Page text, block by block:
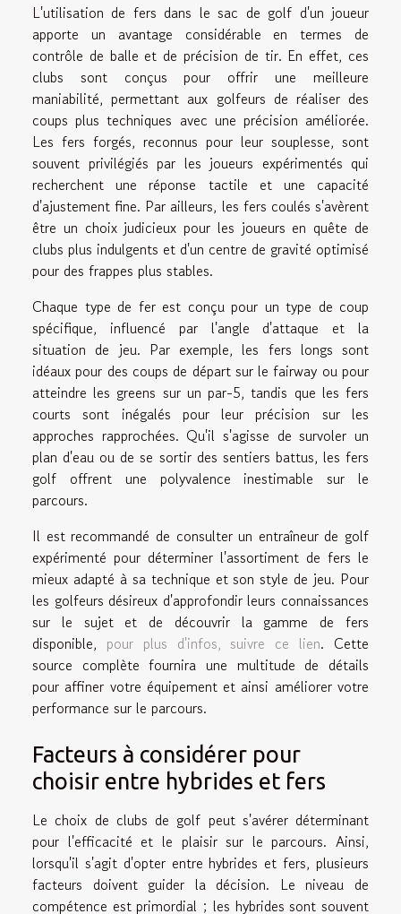
L'utilisation de fers dans le sac de golf d'un joueur
apporte un avantage considérable en termes de
contrôle de balle et de précision de tir. En effet, ces
clubs sont conçus pour offrir une meilleure
maniabilité, permettant aux golfeurs de réaliser des
coups plus techniques avec une précision améliorée.
Les fers forgés, reconnus pour leur souplesse, sont
souvent privilégiés par les joueurs expérimentés qui
recherchent une réponse tactile et une capacité
d'ajustement fine. Par ailleurs, les fers coulés s'avèrent
être un choix judicieux pour les joueurs en quête de
clubs plus indulgents et d'un centre de gravité optimisé
pour des frappes plus stables.
Chaque type de fer est conçu pour un type de coup
spécifique, influencé par l'angle d'attaque et la
situation de jeu. Par exemple, les fers longs sont
idéaux pour des coups de départ sur le fairway ou pour
atteindre les greens sur un par-5, tandis que les fers
courts sont inégalés pour leur précision sur les
approches rapprochées. Qu'il s'agisse de survoler un
plan d'eau ou de se sortir des sentiers battus, les fers
golf offrent une polyvalence inestimable sur le
parcours.
Il est recommandé de consulter un entraîneur de golf
expérimenté pour déterminer l'assortiment de fers le
mieux adapté à sa technique et son style de jeu. Pour
les golfeurs désireux d'approfondir leurs connaissances
sur le sujet et de découvrir la gamme de fers
disponible, pour plus d'infos, suivre ce lien. Cette
source complète fournira une multitude de détails
pour affiner votre équipement et ainsi améliorer votre
performance sur le parcours.
Facteurs à considérer pour
choisir entre hybrides et fers
Le choix de clubs de golf peut s'avérer déterminant
pour l'efficacité et le plaisir sur le parcours. Ainsi,
lorsqu'il s'agit d'opter entre hybrides et fers, plusieurs
facteurs doivent guider la décision. Le niveau de
compétence est primordial ; les hybrides sont souvent